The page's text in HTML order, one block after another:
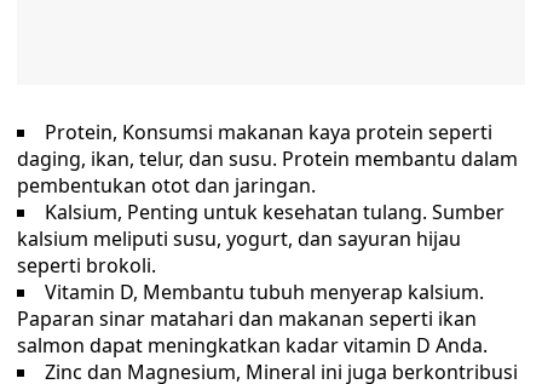
Protein, Konsumsi makanan kaya protein seperti
daging, ikan, telur, dan susu. Protein membantu dalam
pembentukan otot dan jaringan.
Kalsium, Penting untuk kesehatan tulang. Sumber
kalsium meliputi susu, yogurt, dan sayuran hijau
seperti brokoli.
Vitamin D, Membantu tubuh menyerap kalsium.
Paparan sinar matahari dan makanan seperti ikan
salmon dapat meningkatkan kadar vitamin D Anda.
Zinc dan Magnesium, Mineral ini juga berkontribusi